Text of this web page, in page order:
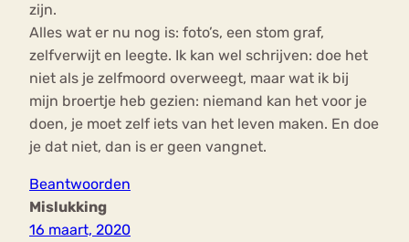
zijn.
Alles wat er nu nog is: foto’s, een stom graf,
zelfverwijt en leegte. Ik kan wel schrijven: doe het
niet als je zelfmoord overweegt, maar wat ik bij
mijn broertje heb gezien: niemand kan het voor je
doen, je moet zelf iets van het leven maken. En doe
je dat niet, dan is er geen vangnet.
Beantwoorden
Mislukking
16 maart, 2020